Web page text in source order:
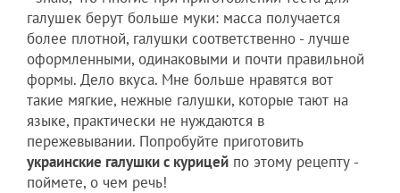
галушек берут больше муки: масса получается
более плотной, галушки соответственно - лучше
оформленными, одинаковыми и почти правильной
формы. Дело вкуса. Мне больше нравятся вот
такие мягкие, нежные галушки, которые тают на
языке, практически не нуждаются в
пережевывании. Попробуйте приготовить
украинские галушки с курицей по этому рецепту -
поймете, о чем речь!